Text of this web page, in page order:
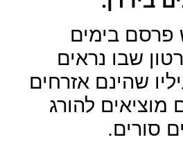
פרסם בימים
שבו נראים
שהינם אזרחים
מוציאים להורג
סורים.